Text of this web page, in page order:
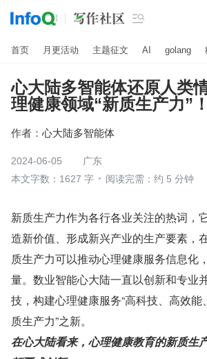

首页 月更活动 主题征文 AI golang
心大陆多智能体还原人类
理健康领域“新质生产力”！
作者： 心大陆多智能体
2024-06-05
广东
本文字数：1627 字
阅读完需：约 5 分钟
新质生产力作为各行各业关注的热词，
造新价值、形成新兴产业的生产要素，
质生产力可以推动心理健康服务信息化
量。数业智能心大陆一直以创新和专业
技，构建心理健康服务“高科技、高效能
质生产力”之新。
在心大陆看来，心理健康教育的新质生